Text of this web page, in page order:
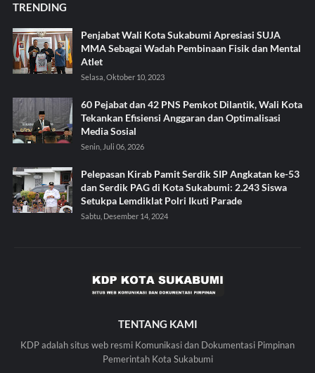
TRENDING
Penjabat Wali Kota Sukabumi Apresiasi SUJA
MMA Sebagai Wadah Pembinaan Fisik dan Mental
Atlet
Selasa, Oktober 10, 2023
60 Pejabat dan 42 PNS Pemkot Dilantik, Wali Kota
Tekankan Efisiensi Anggaran dan Optimalisasi
Media Sosial
Senin, Juli 06, 2026
Pelepasan Kirab Pamit Serdik SIP Angkatan ke-53
dan Serdik PAG di Kota Sukabumi: 2.243 Siswa
Setukpa Lemdiklat Polri Ikuti Parade
Sabtu, Desember 14, 2024
TENTANG KAMI
KDP adalah situs web resmi Komunikasi dan Dokumentasi Pimpinan
Pemerintah Kota Sukabumi